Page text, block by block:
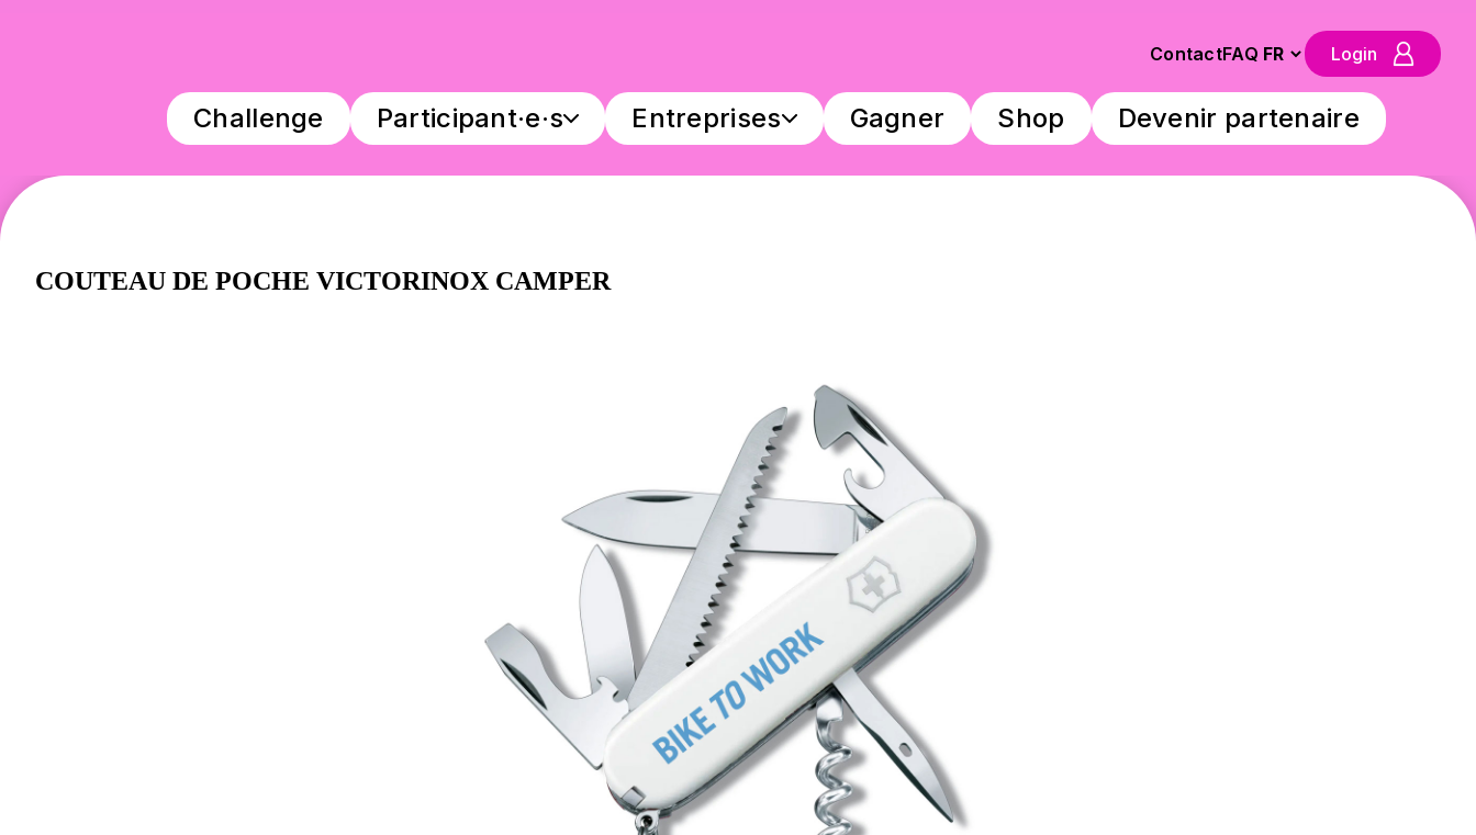
ContactFAQ Login
Challenge Participant·e·s Entreprises Gagner Shop Devenir partenaire
COUTEAU DE POCHE VICTORINOX CAMPER